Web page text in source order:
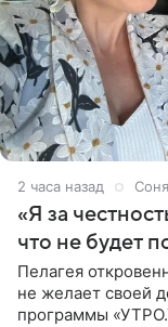
2 часа назад
«Я за
что не будет
Пелагея
не желает своей
программы